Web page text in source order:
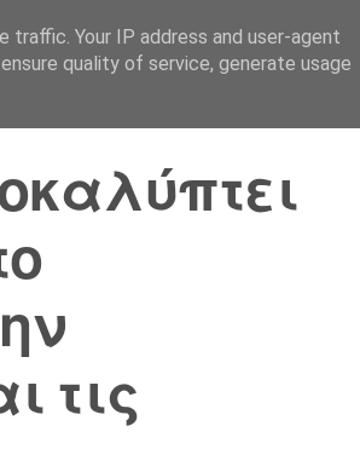
Αρχική Σελίδα Ελλάδα
τις
Your IP address and user-agent
quality of service, generate usage